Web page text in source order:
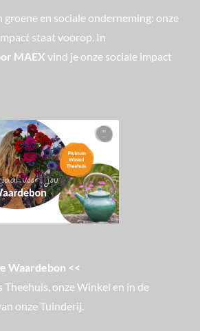
groene en sociale onderneming: onze
staat voorop. In
MAEX vind je onze sociale impact
Waardebon <<
Theehuis, onze Winkel en in de
onze Tuinderij.